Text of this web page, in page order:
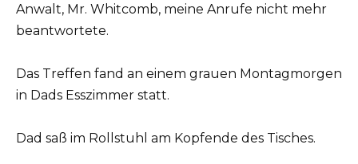
Anwalt, Mr. Whitcomb, meine Anrufe nicht mehr
beantwortete.
Das Treffen fand an einem grauen Montagmorgen
in Dads Esszimmer statt.
Dad saß im Rollstuhl am Kopfende des Tisches.